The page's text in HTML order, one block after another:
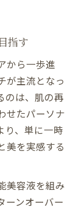
指す
から一歩進
が主流となっ
のは、肌の再
せたパーソナ
り、単に一時
美を実感する
美容液を組み
ーンオーバー